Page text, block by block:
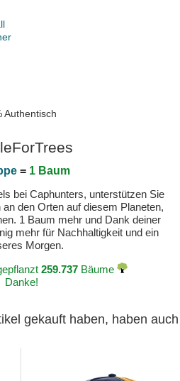
Authentisch
= 1 Baum
bei Caphunters, unterstützen Sie
den Orten auf diesem Planeten,
1 Baum mehr und Dank deiner
mehr für Nachhaltigkeit und ein
Morgen.
259.737Bäume
Danke!
gekauft haben, haben auch